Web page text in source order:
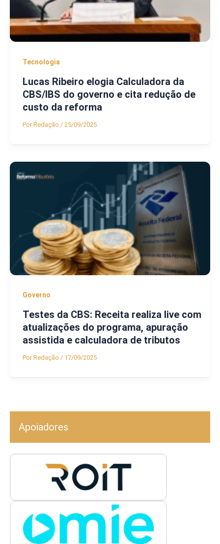
Tecnologia
Lucas Ribeiro elogia Calculadora da
CBS/IBS do governo e cita redução de
custo da reforma
PorRedação / 25/09/2025
Governo
Testes da CBS: Receita realiza live com
atualizações do programa, apuração
assistida e calculadora de tributos
PorRedação / 17/09/2025
Apoiadores